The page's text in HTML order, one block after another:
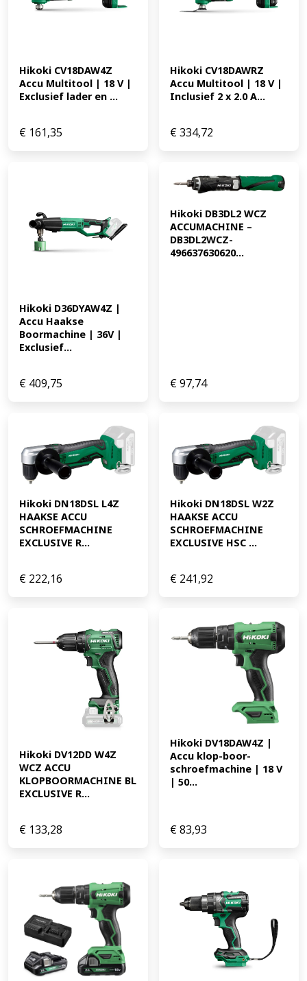
Hikoki CV18DAW4Z
Accu Multitool | 18 V |
Exclusief lader en ...
€ 161,35
Hikoki CV18DAWRZ
Accu Multitool | 18 V |
Inclusief 2 x 2.0 A...
€334,72
Hikoki D36DYAW4Z |
Accu Haakse
Boormachine | 36V |
Exclusief...
€ 409,75
Hikoki DB3DL2 WCZ
ACCUMACHINE –
DB3DL2WCZ-
496637630620...
€97,74
Hikoki DN18DSL L4Z
HAAKSE ACCU
SCHROEFMACHINE
EXCLUSIVE R...
€ 222,16
Hikoki DN18DSL W2Z
HAAKSE ACCU
SCHROEFMACHINE
EXCLUSIVE HSC ...
€ 241,92
Hikoki DV12DD W4Z
WCZ ACCU
KLOPBOORMACHINE BL
EXCLUSIVE R...
€ 133,28
Hikoki DV18DAW4Z |
Accu klop-boor-
schroefmachine | 18 V
| 50...
€83,93